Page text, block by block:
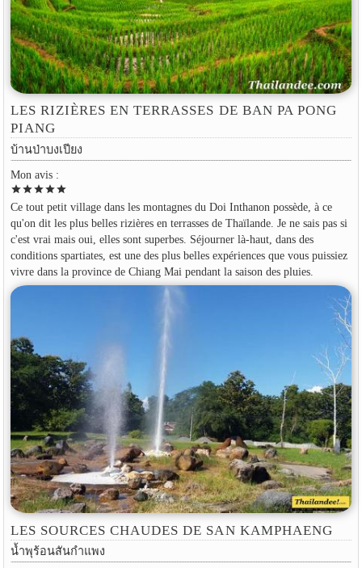
LES RIZIÈRES EN TERRASSES DE BAN PA PONG
PIANG
บ้านป่าบงเปียง
Mon avis :
starstarstarstarstar
Ce tout petit village dans les montagnes du Doi Inthanon possède, à ce
qu'on dit les plus belles rizières en terrasses de Thaïlande. Je ne sais pas si
c'est vrai mais oui, elles sont superbes. Séjourner là-haut, dans des
conditions spartiates, est une des plus belles expériences que vous puissiez
vivre dans la province de Chiang Mai pendant la saison des pluies.
LES SOURCES CHAUDES DE SAN KAMPHAENG
น้ำพุร้อนสันกำแพง